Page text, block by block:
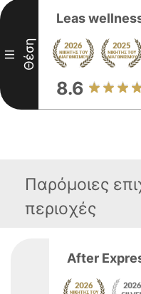
III Θέση
Leas
8.6
Παρόμοιες
περιοχές
After